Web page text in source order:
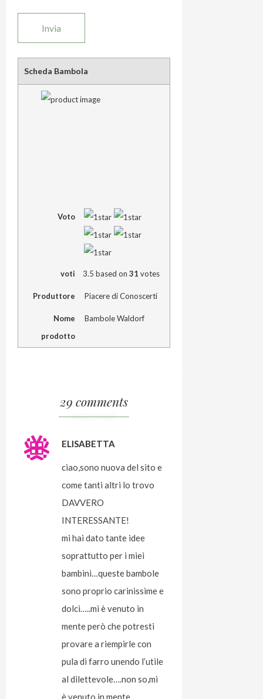
Scheda Bambola
Voto
voti 3.5 based on 31 votes
Produttore Piacere di Conoscerti
Nome
prodotto
Bambole Waldorf
29 comments
///////////////
ELISABETTA
ciao,sono nuova del sito e
come tanti altri lo trovo
DAVVERO
INTERESSANTE!
mi hai dato tante idee
soprattutto per i miei
bambini…queste bambole
sono proprio carinissime e
dolci…..mi è venuto in
mente però che potresti
provare a riempirle con
pula di farro unendo l’utile
al dilettevole….non so,mi
è venuto in mente…